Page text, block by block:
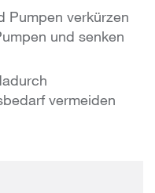
Pumpen verkürzen
und senken
vermeiden